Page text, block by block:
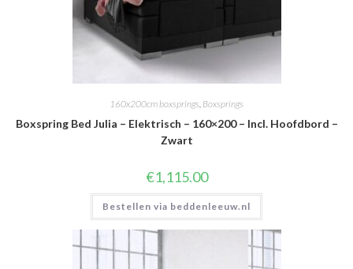
160x200cm boxsprings Boxsprings
Boxspring Bed Julia – Elektrisch – 160×200 – Incl. Hoofdbord –
Zwart
€1,115.00
Bestellen via beddenleeuw.nl